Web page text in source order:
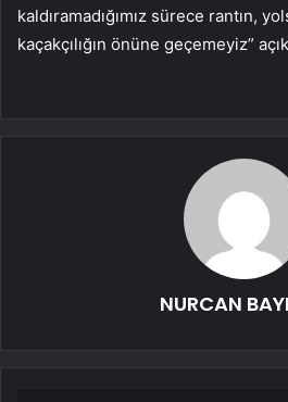
kaldıramadığımız sürece rantın,
kaçakçılığın önüne geçemeyiz”
NURCAN